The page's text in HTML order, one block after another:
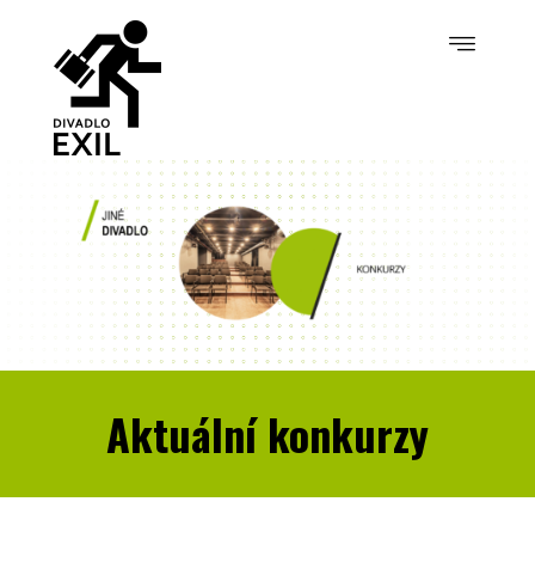
Aktuální konkurzy